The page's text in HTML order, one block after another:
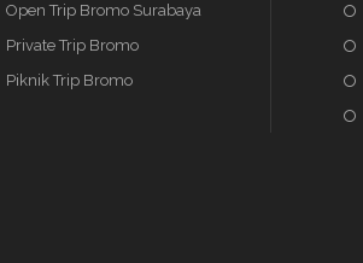
Open Trip Bromo Surabaya
Private Trip Bromo
Piknik Trip Bromo